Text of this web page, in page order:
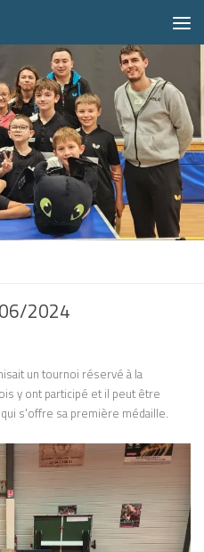
2024
un tournoi réservé à la
y ont participé et il peut être
s'offre sa première médaille.